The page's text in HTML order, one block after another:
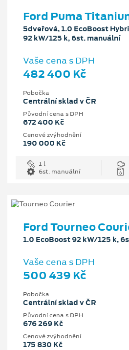
Ford Puma
5dveřová, 1.0 EcoBoost
92 kW/125 k, 6st. manuální
Vaše cena s DPH
482 400 Kč
Pobočka
Centrální sklad v ČR
Původní cena s DPH
672 400 Kč
Cenové zvýhodnění
190 000 Kč
1 l
6st. manuální
Ford Tourneo
1.0 EcoBoost 92 kW/125 k,
Vaše cena s DPH
500 439 Kč
Pobočka
Centrální sklad v ČR
Původní cena s DPH
676 269 Kč
Cenové zvýhodnění
175 830 Kč